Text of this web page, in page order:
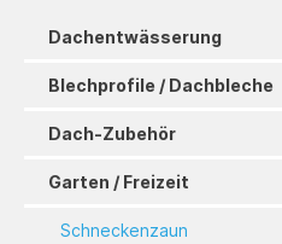
Dachentwässerung
Blechprofile / Dachbleche
Dach-Zubehör
Garten / Freizeit
Schneckenzaun